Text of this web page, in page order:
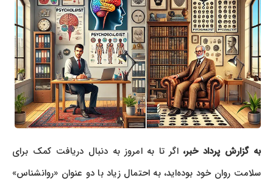
به گزارش پرداد خبر،اگر تا به امروز به دنبال دریافت کمک برای
سلامت روان خود بوده‌اید، به احتمال زیاد با دو عنوان «روانشناس»